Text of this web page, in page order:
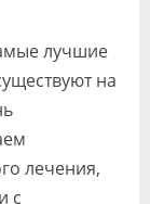
лучшие
на
лечения,
с